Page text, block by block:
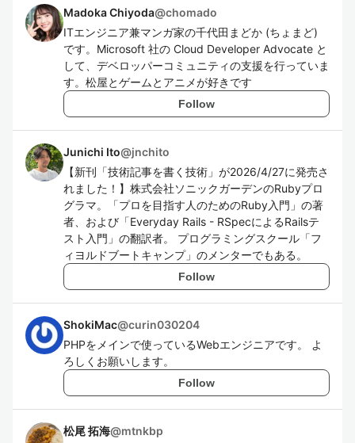
Madoka Chiyoda@chomado
ITエンジニア兼マンガ家の千代田まどか (ちょまど)
です。Microsoft 社の Cloud Developer Advocate と
して、デベロッパーコミュニティの支援を行っていま
す。松屋とゲームとアニメが好きです
Follow
Junichi Ito@jnchito
【新刊「技術記事を書く技術」が2026/4/27に発売さ
れました！】株式会社ソニックガーデンのRubyプロ
グラマ。「プロを目指す人のためのRuby入門」の著
者、および「Everyday Rails - RSpecによるRailsテ
スト入門」の翻訳者。 プログラミングスクール「フ
ィヨルドブートキャンプ」のメンターでもある。
Follow
ShokiMac@curin030204
PHPをメインで使っているWebエンジニアです。 よ
ろしくお願いします。
Follow
松尾 拓海@mtnkbp